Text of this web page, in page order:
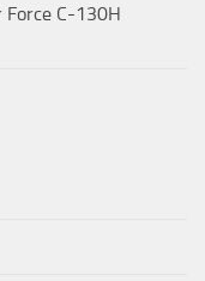
Force C-130H